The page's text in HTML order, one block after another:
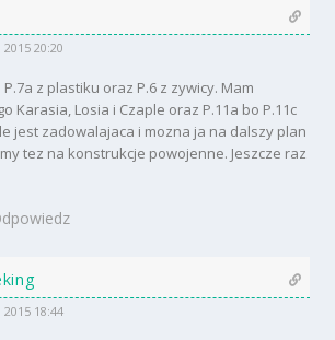
20:20
z plastiku oraz P.6 z zywicy. Mam
Karasia, Losia i Czaple oraz P.11a bo P.11c
jest zadowalajaca i mozna ja na dalszy plan
tez na konstrukcje powojenne. Jeszcze raz
18:44